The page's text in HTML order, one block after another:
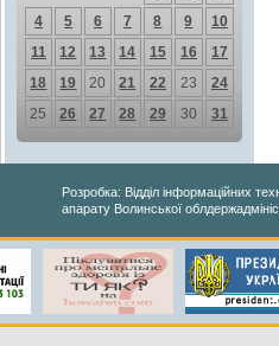
4
5 6 7 8 9
10
11
12 13 14 15 16
17
18
19 20 21 22 23
24
25
26 27 28 29 30 31
Розробка: Відділ інформаційних
апарату Волинської